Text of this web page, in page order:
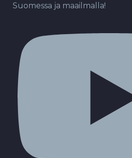
Suomessa ja maailmalla!